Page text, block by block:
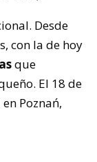
Desde
con la de hoy
que
El 18 de
Poznań,